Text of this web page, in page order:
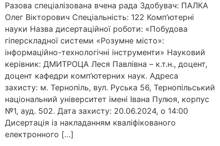
Разова спеціалізована вчена рада Здобувач: ПАЛКА
Олег Вікторович Спеціальність: 122 Комп’ютерні
науки Назва дисертаційної роботи: «Побудова
гіперскладної системи «Розумне місто»:
інформаційно-технологічні інструменти» Науковий
керівник: ДМИТРОЦА Леся Павлівна – к.т.н., доцент,
доцент кафедри комп’ютерних наук. Адреса
захисту: м. Тернопіль, вул. Руська 56, Тернопільський
національний університет імені Івана Пулюя, корпус
№1, ауд. 502. Дата захисту: 20.06.2024, о 14:00
Дисертація із накладанням кваліфікованого
електронного […]